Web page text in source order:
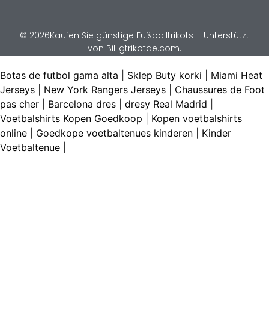
© 2026Kaufen Sie günstige Fußballtrikots – Unterstützt
von Billigtrikotde.com.
Botas de futbol gama alta Sklep Buty korki
Miami Heat
Jerseys
New York Rangers Jerseys
Chaussures de Foot
pas cher
Barcelona dres dresy Real Madrid
Voetbalshirts Kopen Goedkoop
Kopen voetbalshirts
online
Goedkope voetbaltenues kinderen
Kinder
Voetbaltenue